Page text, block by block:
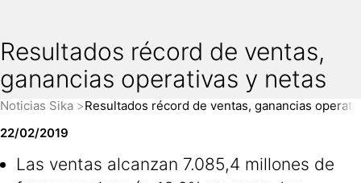
Resultados récord de ventas,
ganancias operativas y netas
Noticias Sika
Resultados récord de ventas, ganancias
22/02/2019
Las ventas alcanzan 7.085,4 millones de